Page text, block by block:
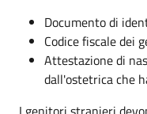
Documento di
Codice fiscale dei
Attestazione di
dall'ostetrica che